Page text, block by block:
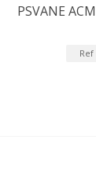
PSVANE
Ref